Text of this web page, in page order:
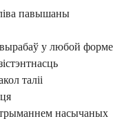
павышаны
у любой форме
таліі
насычаных